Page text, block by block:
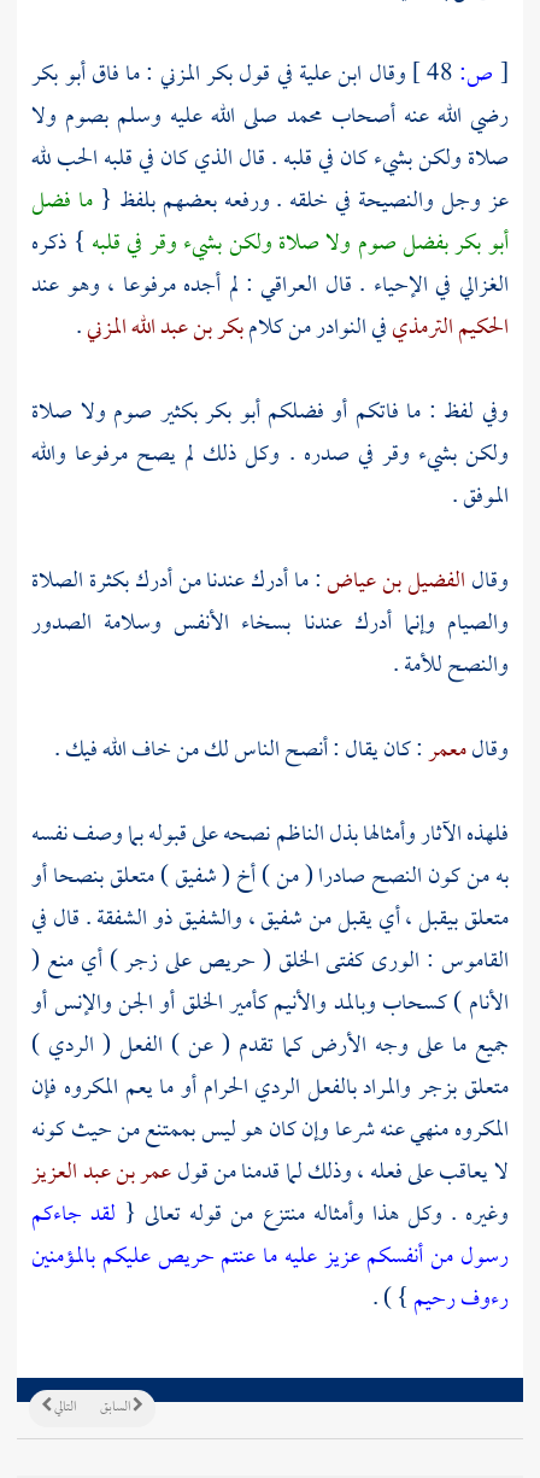
[ص: وقال ابن عليةفي قولبكر المزني : ما فاقأبو بكر
رضي الله عنه أصحاب محمد صلى الله عليه وسلم بصوم ولا
صلاة ولكن بشيء كان في قلبه . قال الذي كان في قلبه الحب لله
عز وجل والنصيحة في خلقه . ورفعه بعضهم بلفظ { ما فضل
أبو بكربفضل صوم ولا صلاة ولكن بشيء وقر في قلبه } ذكره
الغزالي في الإحياء . قال العراقي : لم أجده مرفوعا ، وهو عند
الحكيم الترمذيفي النوادر من كلامبكر بن عبد الله المزني.
وفي لفظ : ما فاتكم أو فضلكمأبو بكربكثير صوم ولا صلاة
ولكن بشيء وقر في صدره . وكل ذلك لم يصح مرفوعا والله
الموفق .
وقالالفضيل بن عياض: ما أدرك عندنا من أدرك بكثرة الصلاة
والصيام وإنما أدرك عندنا بسخاء الأنفس وسلامة الصدور
والنصح للأمة .
وقالمعمر: كان يقال : أنصح الناس لك من خاف الله فيك .
فلهذه الآثار وأمثالها بذلالناظمنصحه على قبوله بما وصف نفسه
به من كون النصح صادرا ( من ) أخ ( شفيق ) متعلق بنصحا أو
متعلق بيقبل ، أي يقبل من شفيق ، والشفيق ذو الشفقة . قال في
القاموس : الورى كفتى الخلق ( حريص على زجر ) أي منع (
الأنام ) كسحاب وبالمد والأنيم كأمير الخلق أو الجن والإنس أو
جميع ما على وجه الأرض كما تقدم ( عن ) الفعل ( الردي )
متعلق بزجر والمراد بالفعل الردي الحرام أو ما يعم المكروه فإن
المكروه منهي عنه شرعا وإن كان هو ليس بممتنع من حيث كونه
لا يعاقب على فعله ، وذلك لما قدمنا من قولعمر بن عبد العزيز
وغيره . وكل هذا وأمثاله منتزع من قوله تعالى { لقد جاءكم
رسول من أنفسكم عزيز عليه ما عنتم حريص عليكم بالمؤمنين
رءوف رحيم} ) .
التالي السابق